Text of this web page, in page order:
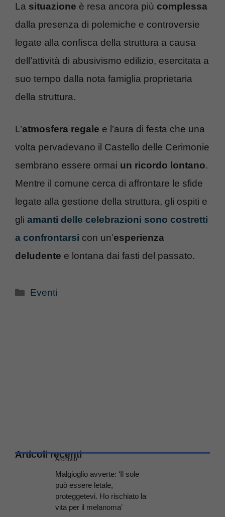
La situazione è resa ancora più complessa
dalla presenza di polemiche e controversie
legate alla confisca della struttura a causa
dell’attività di abusivismo edilizio, esercitata a
suo tempo dalla nota famiglia proprietaria
della struttura.
L’atmosfera regale e l’aura di festa che una
volta pervadevano il Castello delle Cerimonie
sembrano essere ormai un ricordo lontano.
Mentre il comune cerca di affrontare le sfide
legate alla gestione della struttura, gli ospiti e
gli amanti delle celebrazioni sono costretti
a confrontarsi con un’esperienza
deludente e lontana dai fasti del passato.
Categorie
Eventi
Articoli recenti
Archivio
Malgioglio avverte: ‘Il sole
può essere letale,
proteggetevi. Ho rischiato la
vita per il melanoma’